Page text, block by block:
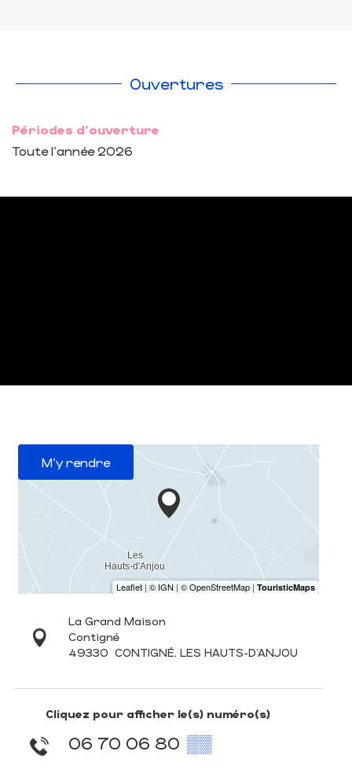
Ouvertures
Périodes d'ouverture
Toute l'année 2026
M'y rendre
La Grand Maison
Contigné
49330 CONTIGNÉ, LES HAUTS-D'ANJOU
Cliquez pour afficher le(s) numéro(s)
06 70 06 80 ▒▒